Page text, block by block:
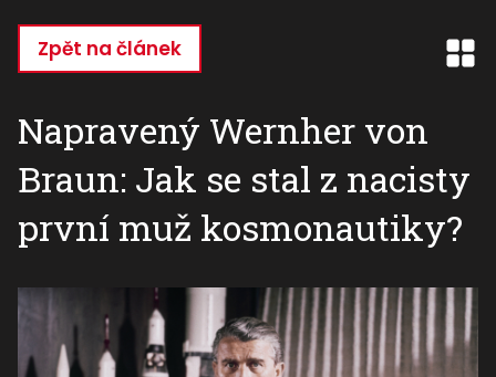
hlavnímu
Zpět na článek
Napravený Wernher von
Braun: Jak se stal z nacisty
první muž kosmonautiky?